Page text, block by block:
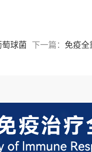
萄球菌 下一篇： 免疫全